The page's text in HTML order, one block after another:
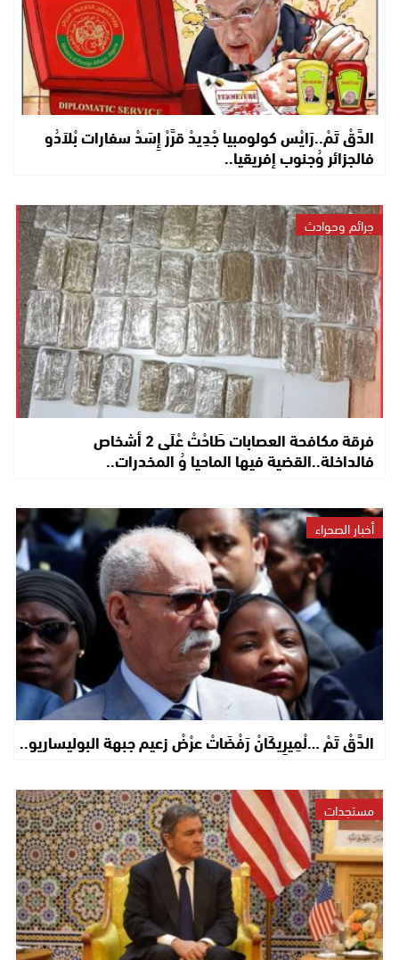
الدَّقْ تَمْ..رَايْس كولومبيا جْدِيدْ قرَّرْ إِسَدْ سفارات بْلاَدُو
فالجزائر وُجنوب إفريقيا..
جرائم وحوادث
فرقة مكافحة العصابات طَاحْتْ عْلَى 2 أشخاص
فالداخلة..القضية فيها الماحيا وُ المخدرات..
أخبار الصحراء
الدَّقْ تَمْ …لْمِيرِيكَانْ رَفْضَاتْ عرْضْ زعيم جبهة البوليساريو..
مستجدات